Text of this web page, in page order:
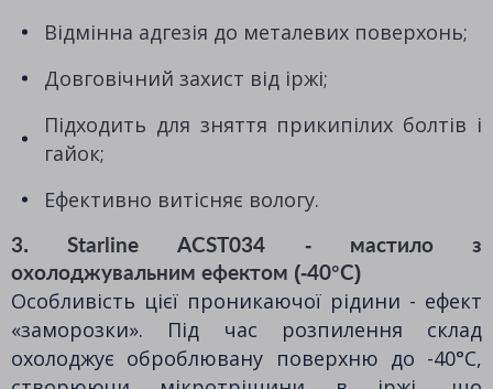
Відмінна адгезія до металевих поверхонь;
Довговічний захист від іржі;
Підходить для зняття прикипілих болтів і
гайок;
Ефективно витісняє вологу.
3. Starline ACST034 - мастило з
охолоджувальним ефектом (-40°C)
Особливість цієї проникаючої рідини - ефект
«заморозки». Під час розпилення склад
охолоджує оброблювану поверхню до -40°C,